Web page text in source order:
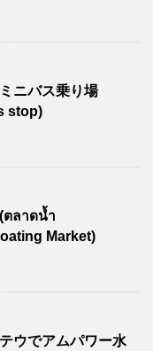
ニバス乗り場
stop)
ตลาดน้ำ
Market)
ウでアムパワー水